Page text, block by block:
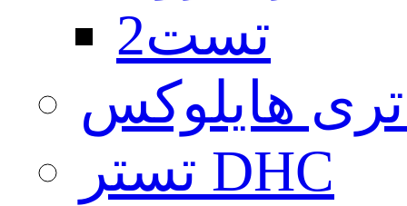
تست2
هایلوکس
تستر DHC